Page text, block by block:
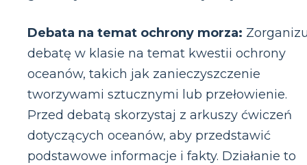
Debata na temat ochrony morza:
debatę w klasie na temat kwestii ochrony
oceanów, takich jak zanieczyszczenie
tworzywami sztucznymi lub przełowienie.
Przed debatą skorzystaj z arkuszy ćwiczeń
dotyczących oceanów, aby przedstawić
podstawowe informacje i fakty. Działanie to